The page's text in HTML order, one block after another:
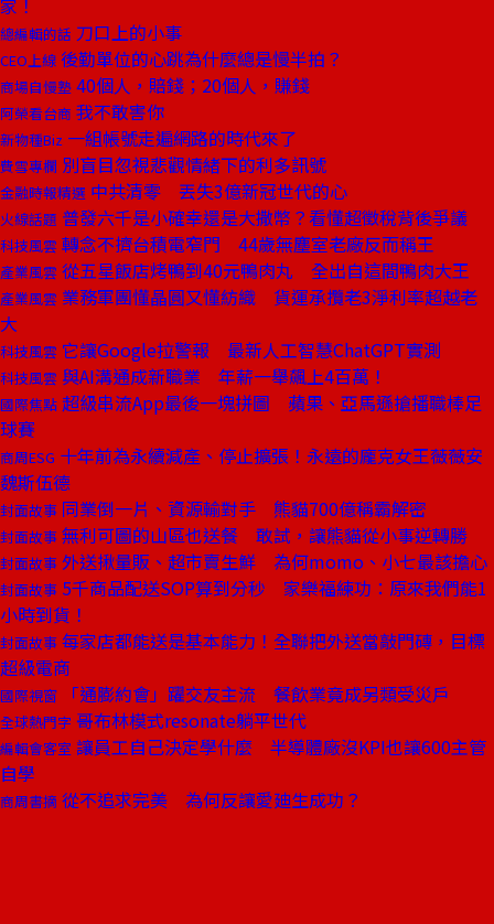
家！
總編輯的話 刀口上的小事
CEO上線 後勤單位的心跳為什麼總是慢半拍？
商場自慢塾 40個人，賠錢；20個人，賺錢
阿榮看台商 我不敢害你
新物種Biz 一組帳號走遍網路的時代來了
費雪專欄 別盲目忽視悲觀情緒下的利多訊號
金融時報精選 中共清零 丟失3億新冠世代的心
火線話題 普發六千是小確幸還是大撒幣？看懂超徵稅背後爭議
科技風雲 轉念不擠台積電窄門 44歲無塵室老廠反而稱王
產業風雲 從五星飯店烤鴨到40元鴨肉丸 全出自這間鴨肉大王
產業風雲 業務軍團懂晶圓又懂紡織 貨運承攬老3淨利率超越老
大
科技風雲 它讓Google拉警報 最新人工智慧ChatGPT實測
科技風雲 與AI溝通成新職業 年薪一舉飆上4百萬！
國際焦點 超級串流App最後一塊拼圖 蘋果、亞馬遜搶播職棒足
球賽
商周ESG 十年前為永續減產、停止擴張！永遠的龐克女王薇薇安
魏斯伍德
封面故事 同業倒一片、資源輸對手 熊貓700億稱霸解密
封面故事 無利可圖的山區也送餐 敢試，讓熊貓從小事逆轉勝
封面故事 外送揪量販、超市賣生鮮 為何momo、小七最該擔心
封面故事 5千商品配送SOP算到分秒 家樂福練功：原來我們能1
小時到貨！
封面故事 每家店都能送是基本能力！全聯把外送當敲門磚，目標
超級電商
國際視窗 「通膨約會」躍交友主流 餐飲業竟成另類受災戶
全球熱門字 哥布林模式resonate躺平世代
編輯會客室 讓員工自己決定學什麼 半導體廠沒KPI也讓600主管
自學
商周書摘 從不追求完美 為何反讓愛廸生成功？